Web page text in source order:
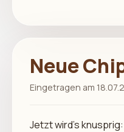
Neue
Eingetragen am
Jetzt wird’s